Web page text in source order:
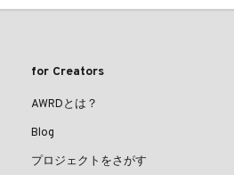
for Creators
AWRDとは？
Blog
プロジェクトをさがす